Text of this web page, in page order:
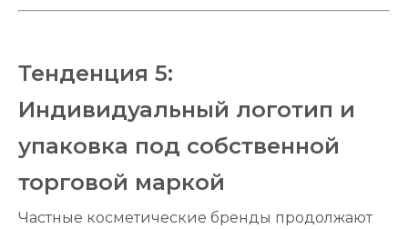
Тенденция 5:
Индивидуальный логотип и
упаковка под собственной
торговой маркой
Частные косметические бренды продолжают